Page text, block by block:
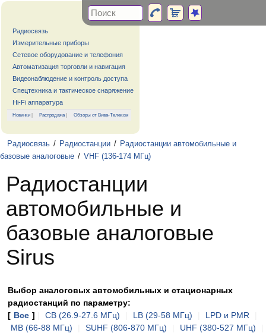
Радиосвязь
Измерительные приборы
Сетевое оборудование и телефония
Автоматизация торговли и навигация
Видеонаблюдение и контроль доступа
Спецтехника и тактическое снаряжение
Hi-Fi аппаратура
Новинки | Распродажа| Обзоры от Вива-Телеком
Радиосвязь / Радиостанции / Радиостанции автомобильные и
базовые аналоговые / VHF (136-174 МГц)
Радиостанции
автомобильные и
базовые аналоговые
Sirus
Выбор аналоговых автомобильных и стационарных
радиостанций по параметру:
[ Все ] CB (26.9-27.6 МГц) LB (29-58 МГц) LPD и PMR
MB (66-88 МГц)
SUHF (806-870 МГц) UHF (380-527 МГц)